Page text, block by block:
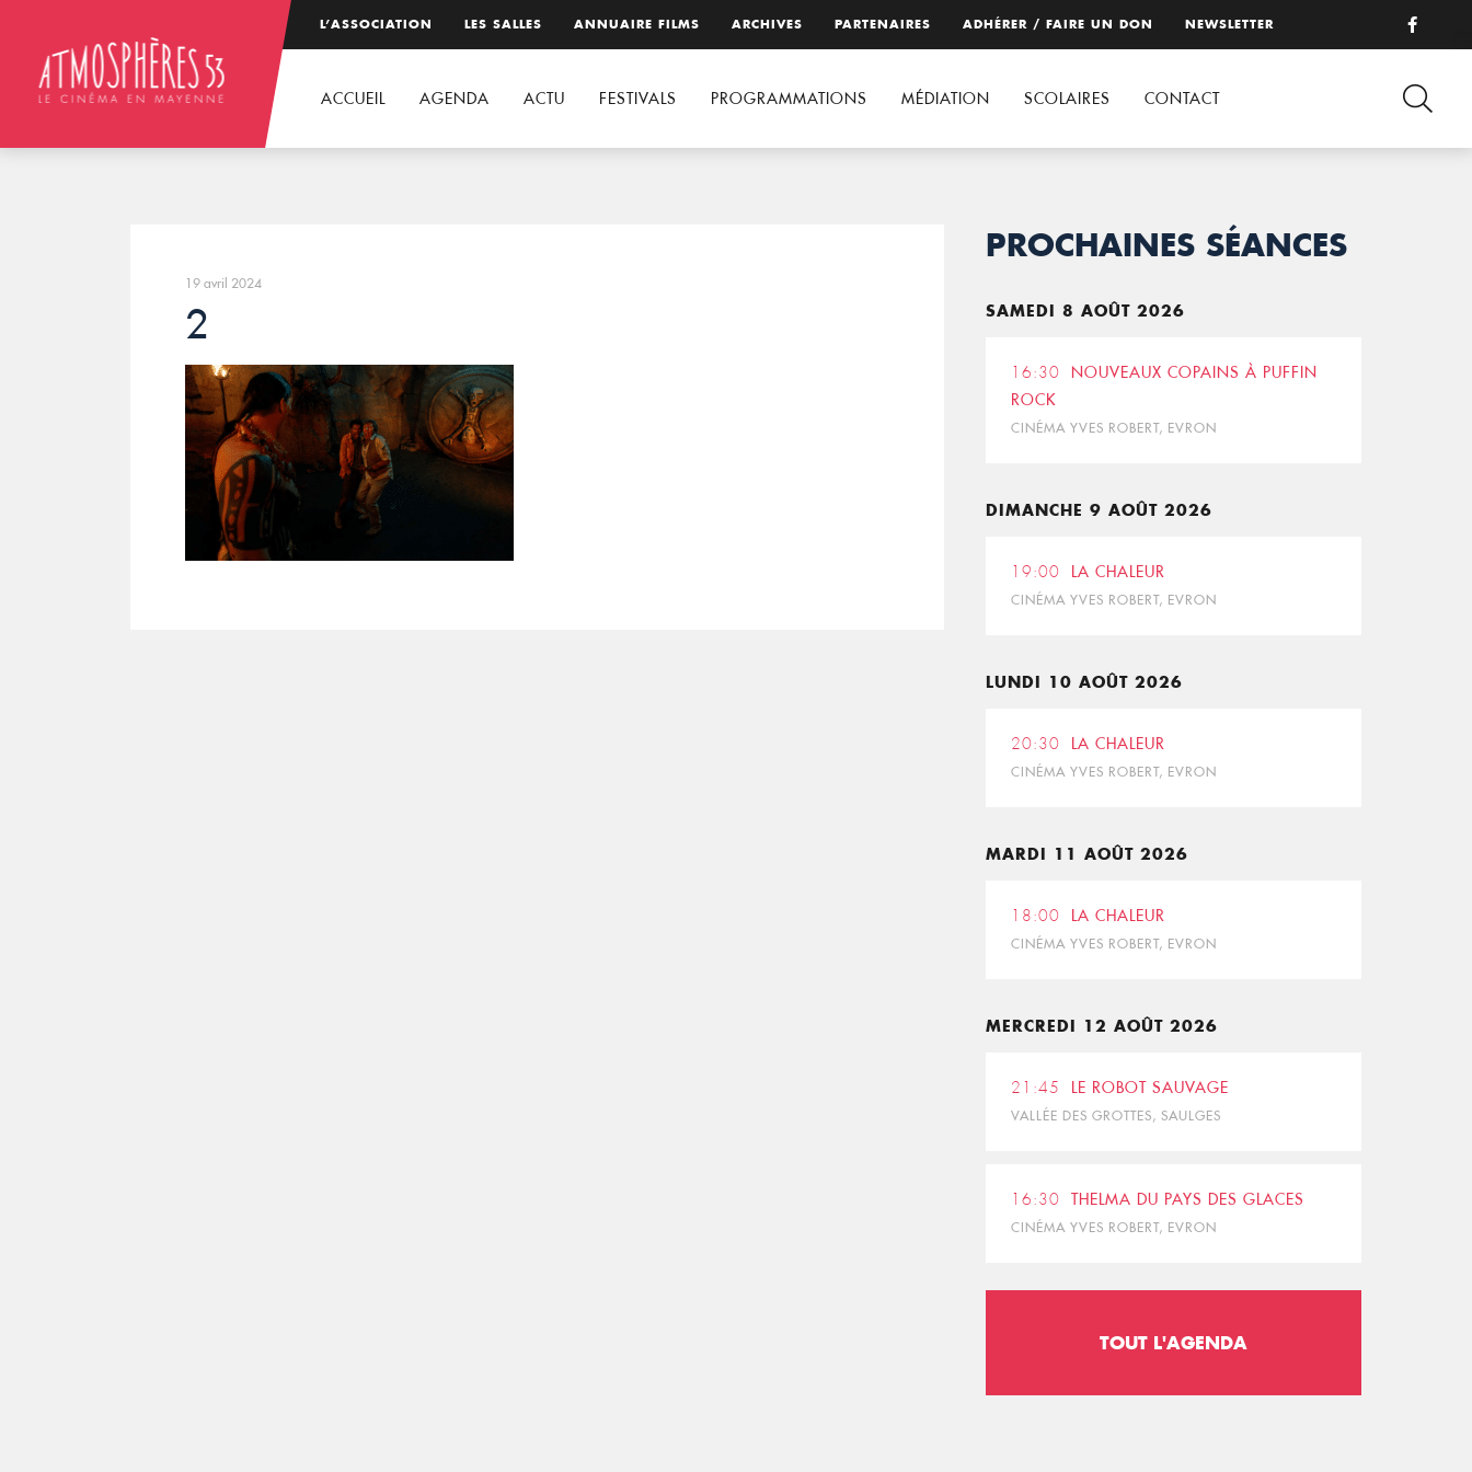
L’ASSOCIATION LES SALLES ANNUAIRE FILMS ARCHIVES PARTENAIRES ADHÉRER / FAIRE UN DON NEWSLETTER
ACCUEIL AGENDA ACTU FESTIVALS PROGRAMMATIONS MÉDIATION SCOLAIRES CONTACT
19 avril 2024
2
PROCHAINES SÉANCES
SAMEDI 8 AOÛT 2026
16:30
NOUVEAUX COPAINS À PUFFIN
ROCK
CINÉMA YVES ROBERT, EVRON
DIMANCHE 9 AOÛT 2026
19:00 LA CHALEUR
CINÉMA YVES ROBERT, EVRON
LUNDI 10 AOÛT 2026
20:30 LA CHALEUR
CINÉMA YVES ROBERT, EVRON
MARDI 11 AOÛT 2026
18:00 LA CHALEUR
CINÉMA YVES ROBERT, EVRON
MERCREDI 12 AOÛT 2026
21:45 LE ROBOT SAUVAGE
VALLÉE DES GROTTES, SAULGES
16:30 THELMA DU PAYS DES GLACES
CINÉMA YVES ROBERT, EVRON
TOUT L'AGENDA